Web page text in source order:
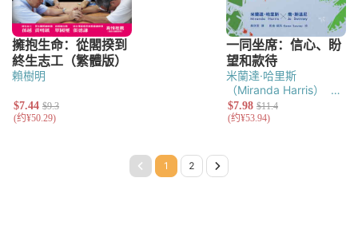
賴樹明
米蘭達·哈里斯
（Miranda Harris）
喬·
斯溫尼（Jo
Swinney）